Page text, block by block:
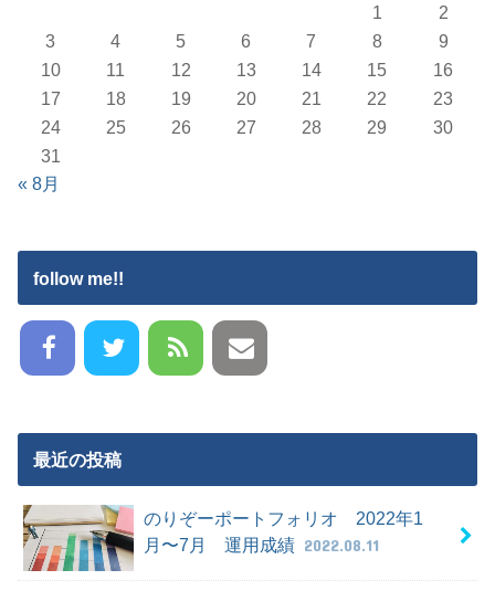
1
2
3
4 5 6 7 8
9
10
11 12 13 14 15
16
17
18 19 20 21 22
23
24
25 26 27 28 29
30
31
« 8月
follow me!!
最近の投稿
のりぞーポートフォリオ 2022年1
月〜7月 運用成績 2022.08.11